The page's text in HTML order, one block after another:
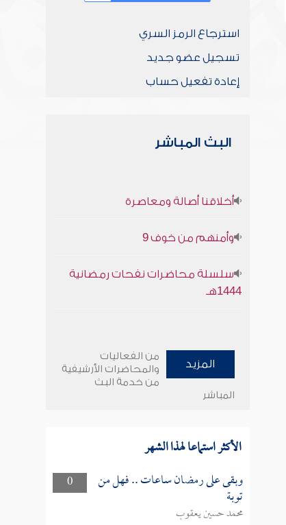
استرجاع الرمز السري
تسجيل عضو جديد
إعادة تفعيل حساب
البث المباشر
أخلاقنا أصالة ومعاصرة
وأمنهم من خوف 9
سلسلة محاضرات نفحات رمضانية
1444هـ
المزيد
من الفعاليات
والمحاضرات الأرشيفية
من خدمة البث
المباشر
الأكثر استماعا لهذا الشهر
0 وبقى على رمضان ساعات .. فهل من
توبة
محمد حسين يعقوب